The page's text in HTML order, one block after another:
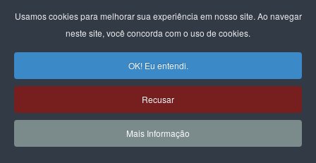
Usamos cookies para melhorar sua experiência em nosso site. Ao navegar
neste site, você concorda com o uso de cookies.
OK! Eu entendi.
Recusar
Mais Informação